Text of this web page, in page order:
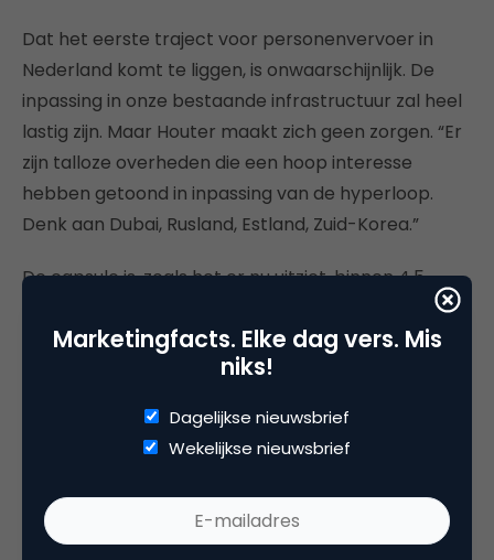
Dat het eerste traject voor personenvervoer in
Nederland komt te liggen, is onwaarschijnlijk. De
inpassing in onze bestaande infrastructuur zal heel
lastig zijn. Maar Houter maakt zich geen zorgen. “Er
zijn talloze overheden die een hoop interesse
hebben getoond in inpassing van de hyperloop.
Denk aan Dubai, Rusland, Estland, Zuid-Korea.”
De capsule is, zoals het er nu uitziet, binnen 4,5
kilometer op topsnelheid. Met een traject van 50
kilometer kun je al een behoorlijk deel van dat
traject op topsnelheid opereren.
Wanneer we allemaal met de Hyperloop kunnen
gaan reizen, is nog onduidelijk. Dat we niet allemaal
lijkt wel duidelijk. “Wij denken aan verbindingen
tussen de grote steden in een land en een
Marketingfacts. Elke dag vers. Mis
niks!
Dagelijkse nieuwsbrief
Wekelijkse nieuwsbrief